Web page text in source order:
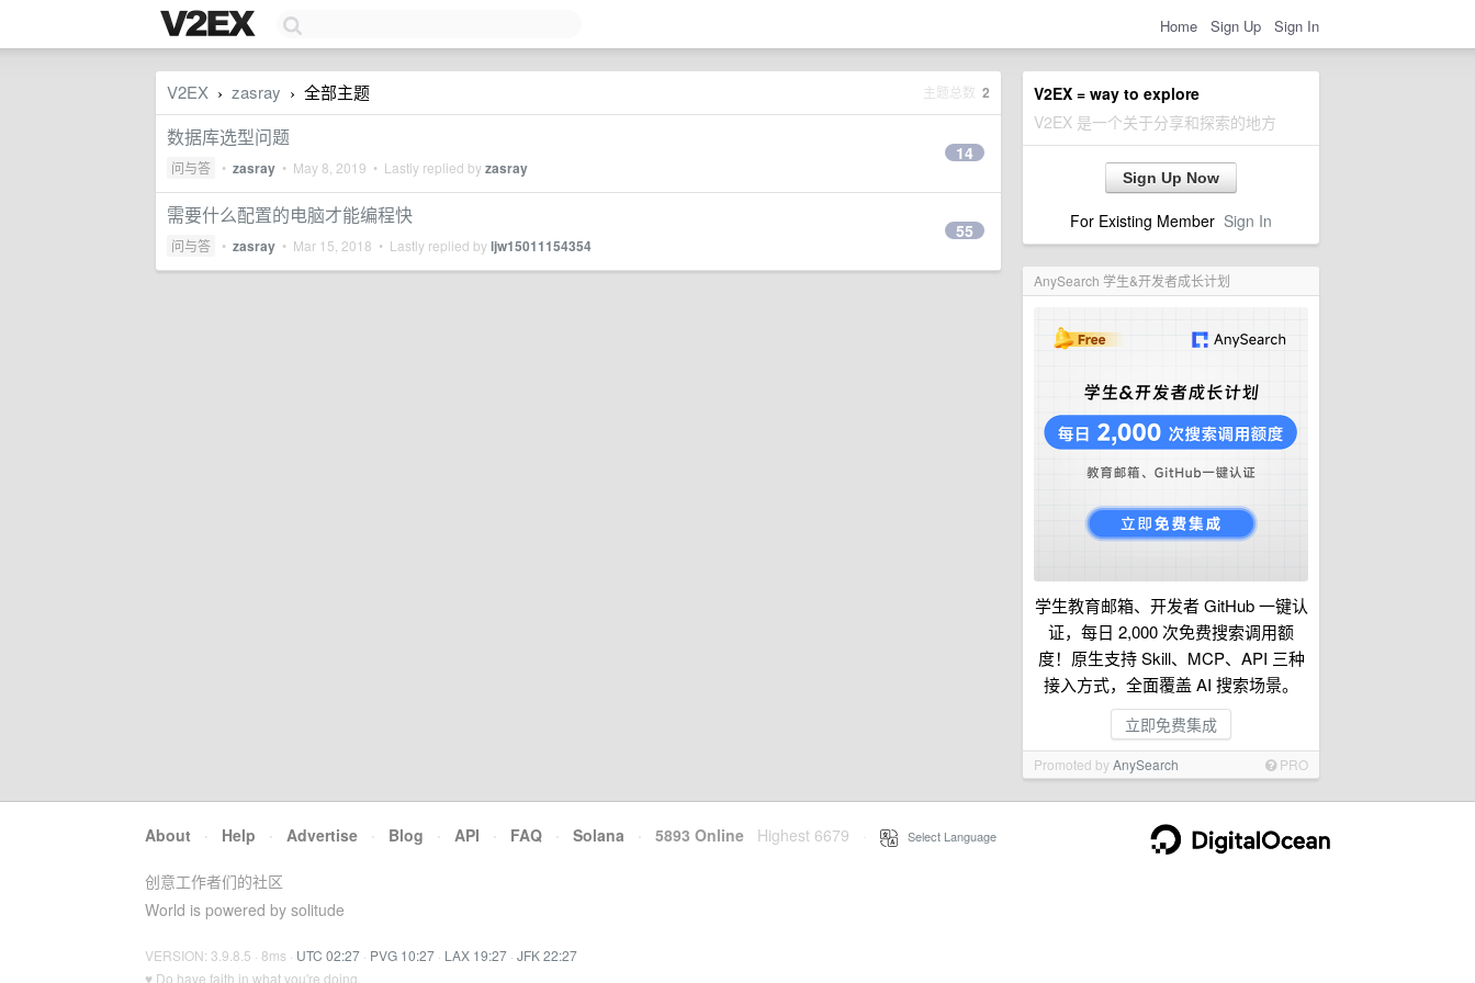
Home Sign Up Sign In
V2EX = way to explore
V2EX 是一个关于分享和探索的地方
Sign Up Now
For Existing Member Sign In
AnySearch 学生&开发者成长计划
学生教育邮箱、开发者 GitHub 一键认
证，每日 2,000 次免费搜索调用额
度！原生支持 Skill、MCP、API 三种
接入方式，全面覆盖 AI 搜索场景。
立即免费集成
Promoted byAnySearch PRO
V2EX › zasray › 全部主题 主题总数 2
数据库选型问题
问与答 • zasray • May 8, 2019 • Lastly replied byzasray
14
需要什么配置的电脑才能编程快
问与答 • zasray • Mar 15, 2018 • Lastly replied byljw15011154354
55
About · Help · Advertise · Blog · API · FAQ · Solana · 5893 Online Highest 6679 Select Language
创意工作者们的社区
World is powered by solitude
VERSION: 3.9.8.5 · 8ms · UTC 02:27 · PVG 10:27 · LAX 19:27 · JFK 22:27
♥ Do have faith in what you're doing.